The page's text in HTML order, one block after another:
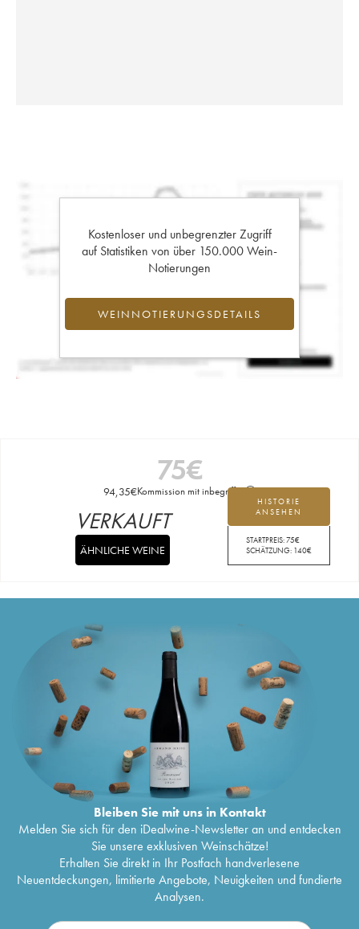
Kostenloser und unbegrenzter Zugriff
auf Statistiken von über 150.000 Wein-
Notierungen
WEINNOTIERUNGSDETAILS
75€
94,35€Kommission mit inbegriffen
HISTORIE
ANSEHEN
STARTPREIS:75€
SCHÄTZUNG: 140€
VERKAUFT
ÄHNLICHE WEINE
Bleiben Sie mit uns in Kontakt
Melden Sie sich für den iDealwine-Newsletter an und entdecken
Sie unsere exklusiven Weinschätze!
Erhalten Sie direkt in Ihr Postfach handverlesene
Neuentdeckungen, limitierte Angebote, Neuigkeiten und fundierte
Analysen.